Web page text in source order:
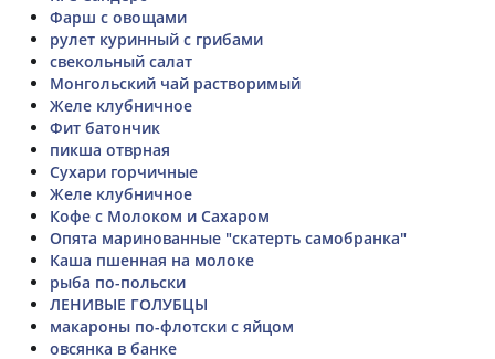
Фарш с овощами
рулет куринный с грибами
свекольный салат
Монгольский чай растворимый
Желе клубничное
Фит батончик
пикша отврная
Сухари горчичные
Желе клубничное
Кофе с Молоком и Сахаром
Опята маринованные "скатерть самобранка"
Каша пшенная на молоке
рыба по-польски
ЛЕНИВЫЕ ГОЛУБЦЫ
макароны по-флотски с яйцом
овсянка в банке